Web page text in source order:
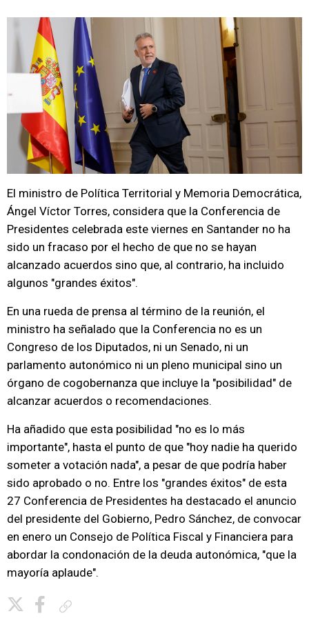
El ministro de Política Territorial y Memoria Democrática,
Ángel Víctor Torres, considera que la Conferencia de
Presidentes celebrada este viernes en Santander no ha
sido un fracaso por el hecho de que no se hayan
alcanzado acuerdos sino que, al contrario, ha incluido
algunos "grandes éxitos".
En una rueda de prensa al término de la reunión, el
ministro ha señalado que la Conferencia no es un
Congreso de los Diputados, ni un Senado, ni un
parlamento autonómico ni un pleno municipal sino un
órgano de cogobernanza que incluye la "posibilidad" de
alcanzar acuerdos o recomendaciones.
Ha añadido que esta posibilidad "no es lo más
importante", hasta el punto de que "hoy nadie ha querido
someter a votación nada", a pesar de que podría haber
sido aprobado o no. Entre los "grandes éxitos" de esta
27 Conferencia de Presidentes ha destacado el anuncio
del presidente del Gobierno, Pedro Sánchez, de convocar
en enero un Consejo de Política Fiscal y Financiera para
abordar la condonación de la deuda autonómica, "que la
mayoría aplaude".